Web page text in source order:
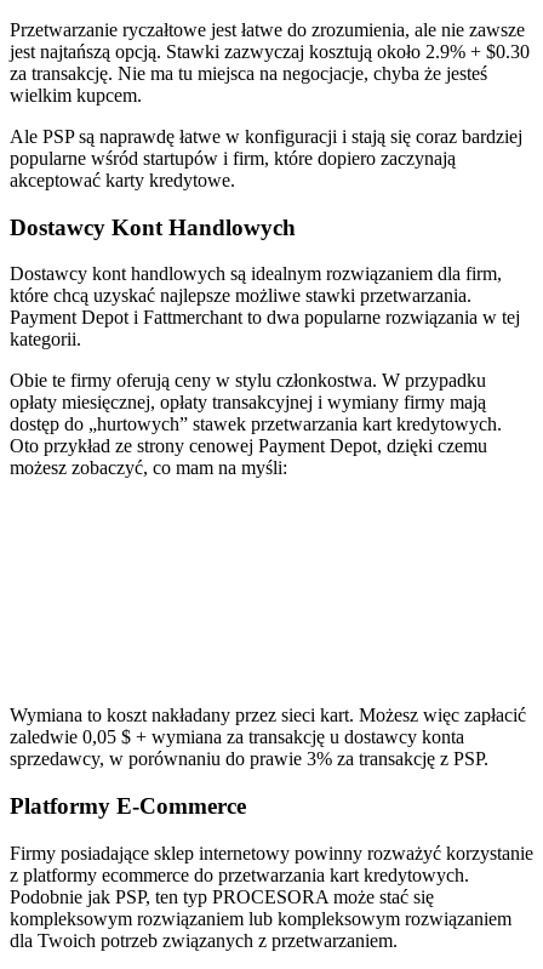
Przetwarzanie ryczałtowe jest łatwe do zrozumienia, ale nie zawsze
jest najtańszą opcją. Stawki zazwyczaj kosztują około 2.9% + $0.30
za transakcję. Nie ma tu miejsca na negocjacje, chyba że jesteś
wielkim kupcem.
Ale PSP są naprawdę łatwe w konfiguracji i stają się coraz bardziej
popularne wśród startupów i firm, które dopiero zaczynają
akceptować karty kredytowe.
Dostawcy Kont Handlowych
Dostawcy kont handlowych są idealnym rozwiązaniem dla firm,
które chcą uzyskać najlepsze możliwe stawki przetwarzania.
Payment Depot i Fattmerchant to dwa popularne rozwiązania w tej
kategorii.
Obie te firmy oferują ceny w stylu członkostwa. W przypadku
opłaty miesięcznej, opłaty transakcyjnej i wymiany firmy mają
dostęp do „hurtowych” stawek przetwarzania kart kredytowych.
Oto przykład ze strony cenowej Payment Depot, dzięki czemu
możesz zobaczyć, co mam na myśli:
Wymiana to koszt nakładany przez sieci kart. Możesz więc zapłacić
zaledwie 0,05 $ + wymiana za transakcję u dostawcy konta
sprzedawcy, w porównaniu do prawie 3% za transakcję z PSP.
Platformy E-Commerce
Firmy posiadające sklep internetowy powinny rozważyć korzystanie
z platformy ecommerce do przetwarzania kart kredytowych.
Podobnie jak PSP, ten typ PROCESORA może stać się
kompleksowym rozwiązaniem lub kompleksowym rozwiązaniem
dla Twoich potrzeb związanych z przetwarzaniem.